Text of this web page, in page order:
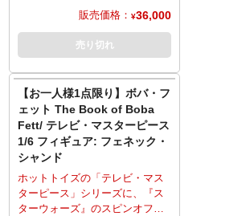
意ください。
■メーカー仕様にアップデートに
よる変更があります
搭載しました。
・付属品に「差し替え用フェイ
スパーツ」を追加しました。
・肘の関節がシームレス仕様と
なりました。
準距離測定器は上下可動に加
え、リストガントレットにはグ
ラップリング・フックや火炎放
可能。ブラスターライフル、腰
ホルスターに収納可能なブラス
ターピストル、ジェットパック
の噴射ノズルに取り付け可能な
エフェクトパーツ、多彩な差し
替え用ハンドパーツ、「貨物船
の側面」バックボードがある台
座、保持位置変更が可能なフレ
キシブルピラーを採用し、多彩
ロリアン』よりアックス・ウォ
ヴスがラインナップ。劇中の姿
を、全高約30センチ、30箇所以
上可動のフィギュアとして立体
装甲服は、独特の形状のヘルメ
ット、アーマー、インナースー
ツ、ユーティリティベルトな
ど、質感やディテールにこだわ
り、汚れや傷などのウェザリン
グが追加されるなど、細部に至
るまで精巧な仕上がり。ヘルメ
ットの照準距離測定器は上下可
動に加え、ジェットパックの噴
販売価格： ¥36,000
売り切れ
【お一人様1点限り】ボバ・フ
ェット The Book of Boba
Fett/ テレビ・マスターピース
1/6 フィギュア: フェネック・
シャンド
ホットトイズの「テレビ・マス
ターピース」シリーズに、『ス
ターウォーズ』のスピンオフ作